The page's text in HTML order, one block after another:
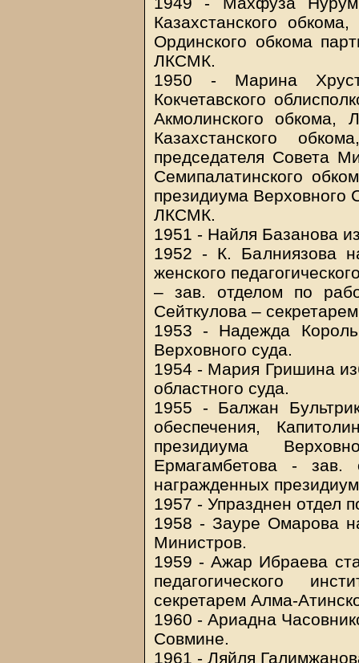
Казахстанского
Ординского обкома
ЛКСМК.
1950 - Марина
Кокчетавского
Акмолинского обкома,
Казахстанского
председателя Совета
Семипалатинского
президиума Верховного
ЛКСМК.
1951 - Найля Базанова
1952 - К. Балниязова
женского
– зав. отделом по
Сейткулова –
1953 - Надежда
Верховного суда.
1954 - Мария Гришина
областного суда.
1955 - Балжан
обеспечения,
президиума
Ермагамбетова - зав.
награжденных
1957 - Упразднен отдел
1958 - Зауре Омарова
Министров.
1959 - Ажар Ибраева
педагогического
секретарем Алма-
1960 - Ариадна
Совмине.
1961 - Ляйля